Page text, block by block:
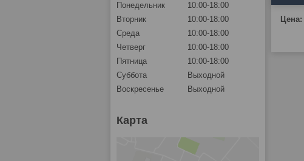
Цена:
Понедельник
10:00-18:00
Вторник
10:00-18:00
Среда
10:00-18:00
Четверг
10:00-18:00
Пятница
10:00-18:00
Суббота
Выходной
Воскресенье
Выходной
Карта